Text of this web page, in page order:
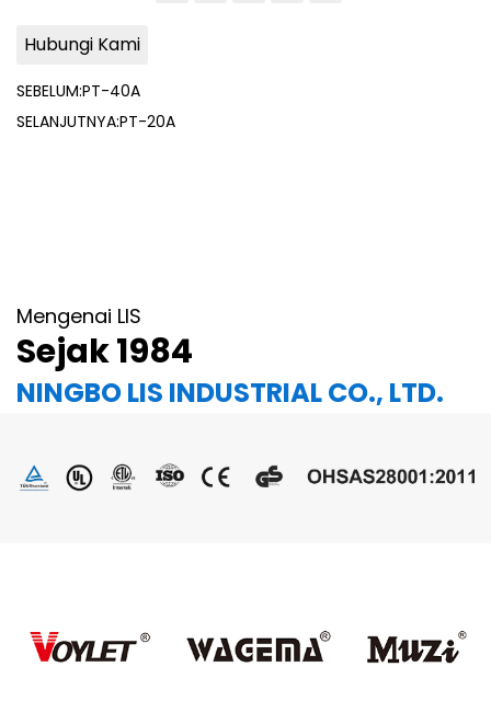
Hubungi Kami
SEBELUM:PT-40A
SELANJUTNYA:PT-20A
Mengenai LIS
Sejak 1984
NINGBO LIS INDUSTRIAL CO., LTD.